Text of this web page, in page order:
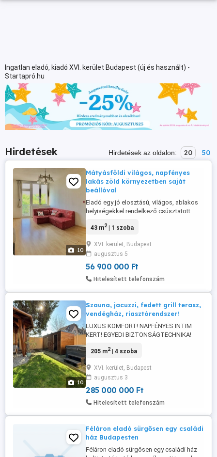
Ingatlan eladó, kiadó XVI. kerület Budapest (új és használt) -
Startapró.hu
Hirdetések Hirdetések az oldalon: 20 50
10
Mátyásföldi világos, napfényes
lakás zöld környezetben saját
beállóval
Eladó egy jó elosztású, világos, ablakos
helyiségekkel rendelkező csúsztatott
Mátyásföldön. 43 négyzetméter . A lakás
fák és kertes házak láthatók, a zárt
udvarban gépkocsibeállási lehetőség
biztosított. A lakás helyiségei: ...
43 m2| 1 szoba
XVI. kerület, Budapest
augusztus 5
56 900 000 Ft
Hitelesített telefonszám
10
Szauna, jacuzzi, fedett grill terasz,
vendégház, riasztórendszer!
LUXUS KOMFORT! NAPFÉNYES INTIM
KERT! EGYEDI BIZTONSÁGTECHNIKA!
PIHENŐTERASSZAL KIÉPÍTETT KERTI
ÖSSZKOMFORTOS 2 SZOBÁS HÁZ! ZÁRT
KERTI TÁROLÓ GARÁZS! XVI. kerület,
Rákosszentmihály KERTVÁROSI részén
KELLEMES hangulatú, ...
205 m2| 4 szoba
XVI. kerület, Budapest
augusztus 3
285 000 000 Ft
Hitelesített telefonszám
Féláron eladó sürgősen egy családi
ház Budapesten
Féláron eladó sürgősen egy családi ház